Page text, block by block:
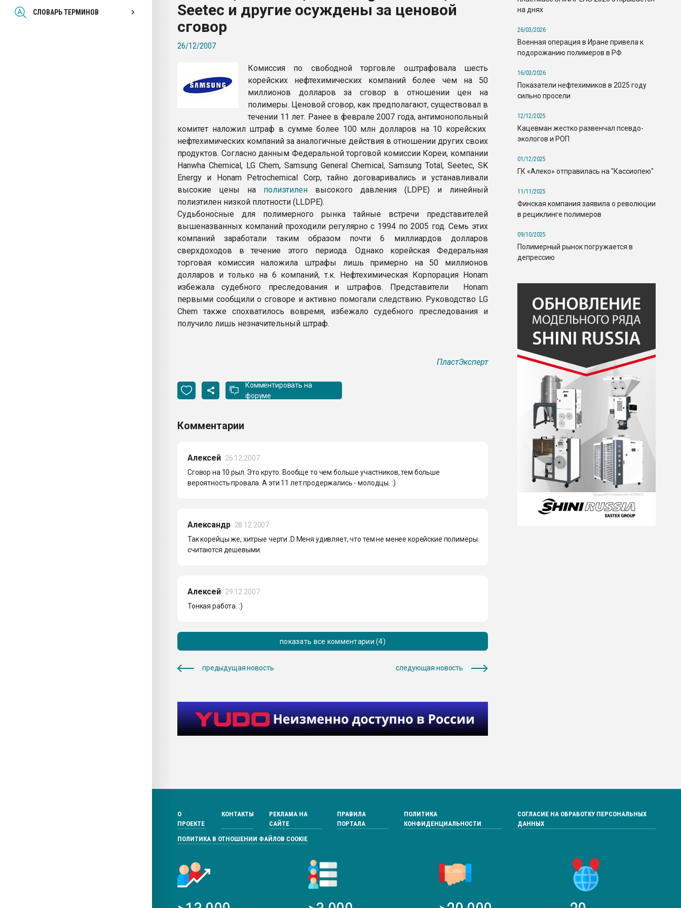
СЛОВАРЬ ТЕРМИНОВ
Всё, что касается выдува ПЭТ
бутылок
ПЕРЕЙТИ НА ФОРУМ
Seetec и другие осуждены за ценовой
сговор
26/12/2007
Комиссия по свободной торговле оштрафовала шесть
корейских нефтехимических компаний более чем на 50
миллионов долларов за сговор в отношении цен на
полимеры. Ценовой сговор, как предполагают, существовал в
течении 11 лет. Ранее в феврале 2007 года, антимонопольный
комитет наложил штраф в сумме более 100 млн долларов на 10 корейских
нефтехимических компаний за аналогичные действия в отношении других своих
продуктов. Согласно данным Федеральной торговой комиссии Кореи, компании
Hanwha Chemical, LG Chem, Samsung General Chemical, Samsung Total, Seetec, SK
Energy и Honam Petrochemical Corp, тайно договаривались и устанавливали
высокие цены на полиэтилен высокого давления (LDPE) и линейный
полиэтилен низкой плотности (LLDPE).
Судьбоносные для полимерного рынка тайные встречи представителей
вышеназванных компаний проходили регулярно с 1994 по 2005 год. Семь этих
компаний заработали таким образом почти 6 миллиардов долларов
сверхдоходов в течение этого периода. Однако корейская Федеральная
торговая комиссия наложила штрафы лишь примерно на 50 миллионов
долларов и только на 6 компаний, т.к. Нефтехимическая Корпорация Honam
избежала судебного преследования и штрафов. Представители Honam
первыми сообщили о сговоре и активно помогали следствию. Руководство LG
Chem также спохватилось вовремя, избежало судебного преследования и
получило лишь незначительный штраф.
ПластЭксперт
Комментировать на
форуме
Комментарии
Алексей 26.12.2007
Сговор на 10 рыл. Это круто. Вообще то чем больше участников, тем больше
вероятность провала. А эти 11 лет продержались - молодцы. :)
Александр 28.12.2007
Так корейцы же, хитрые черти :D Меня удивляет, что тем не менее корейские полимеры
считаются дешевыми.
Алексей 29.12.2007
Тонкая работа. :)
показать все комментарии (4)
предыдущая новость следующая новость
на днях
26/03/2026
Военная операция в Иране привела к
подорожанию полимеров в РФ
16/03/2026
Показатели нефтехимиков в 2025 году
сильно просели
12/12/2025
Кацевман жестко развенчал псевдо-
экологов и РОП
01/12/2025
ГК «Алеко» отправилась на "Кассиопею"
11/11/2025
Финская компания заявила о революции
в рециклинге полимеров
09/10/2025
Полимерный рынок погружается в
депрессию
О
ПРОЕКТЕ
КОНТАКТЫ
РЕКЛАМА НА
САЙТЕ
ПРАВИЛА
ПОРТАЛА
ПОЛИТИКА
КОНФИДЕНЦИАЛЬНОСТИ
СОГЛАСИЕ НА ОБРАБОТКУ ПЕРСОНАЛЬНЫХ
ДАННЫХ
ПОЛИТИКА В ОТНОШЕНИИ ФАЙЛОВ COOKIE